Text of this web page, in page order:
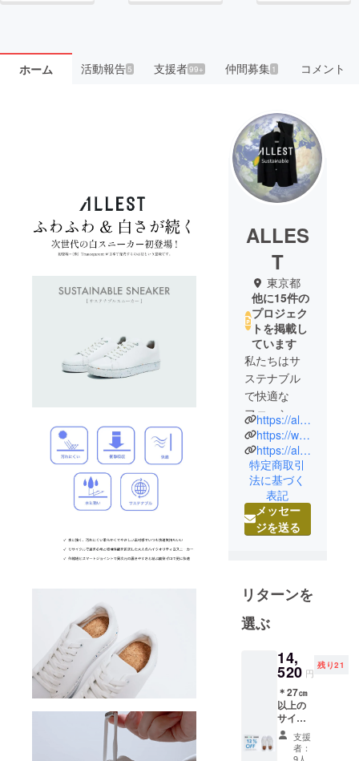
ホーム 活動報告5 支援者99+ 仲間募集 1 コメント
ALLES
T
東京都
他に15件の
プロジェク
トを掲載し
ています
私たちはサ
ステナブル
で快適な
ファッショ
ンを提供し
てまいりま
す。 ON A
MISSION TO
MAKE
OTHER
PEOPLE AS
SUSTAINAB
LE AND
COMFORTA
FASHION AS
WE ARE.
https://allest.tokyo/
https://www.instagram.com/allest_sustainable/
https://allest.tokyo/collections/lounge_nomad
特定商取引
法に基づく
表記
メッセー
ジを送る
リターンを
選ぶ
14,
520 円
残り21
＊27㎝
以上の
サイズ
在庫が
なくな
りサイ
支援
者：